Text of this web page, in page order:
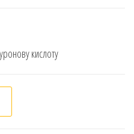
кислоту
кислотою